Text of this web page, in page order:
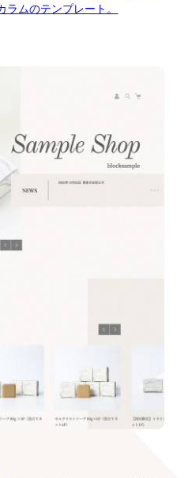
ラムのテンプレート。